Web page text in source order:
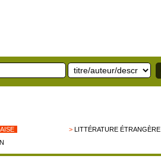
>LITTÉRATURE ÉTRANGÈRE